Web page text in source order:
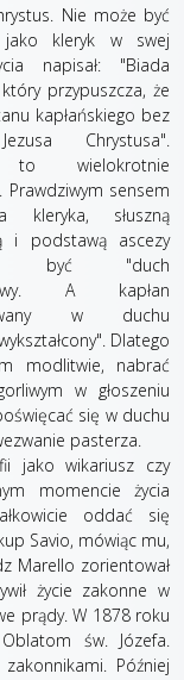
Nie może być
jako kleryk w swej
napisał: "Biada
przypuszcza, że
kapłańskiego bez
Chrystusa".
to wielokrotnie
Prawdziwym sensem
kleryka, słuszną
i podstawą ascezy
być "duch
A kapłan
w duchu
Dlatego
modlitwie, nabrać
w głoszeniu
się w duchu
pasterza.
jako wikariusz czy
momencie życia
oddać się
Savio, mówiąc mu,
Marello zorientował
życie zakonne w
prądy. W 1878 roku
św. Józefa.
Później